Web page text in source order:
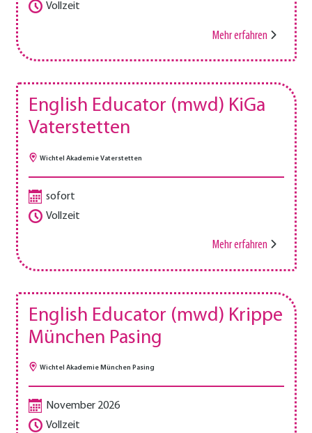
Vollzeit
Mehr erfahren
English Educator (mwd) KiGa
Vaterstetten
Wichtel Akademie Vaterstetten
sofort
Vollzeit
Mehr erfahren
English Educator (mwd) Krippe
München Pasing
Wichtel Akademie München Pasing
November 2026
Vollzeit